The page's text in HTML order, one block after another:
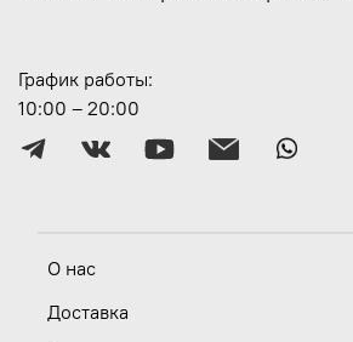
О нас
Доставка
График работы:
10:00 – 20:00